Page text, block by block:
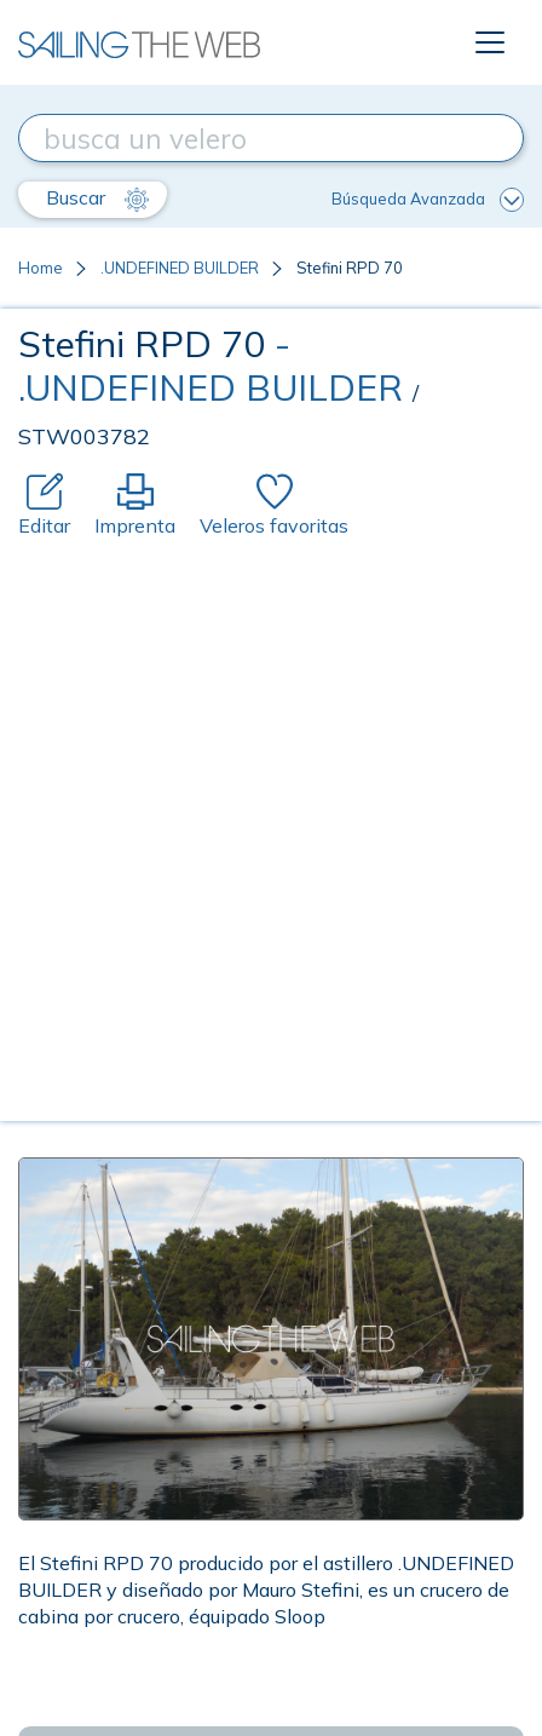
Buscar Búsqueda Avanzada
Home .UNDEFINED BUILDER Stefini RPD 70
Stefini RPD 70 -
.UNDEFINED BUILDER /
STW003782
Editar Imprenta Veleros favoritas
El Stefini RPD 70 producido por el astillero .UNDEFINED
BUILDER y diseñado por Mauro Stefini, es un crucero de
cabina por crucero, équipado Sloop